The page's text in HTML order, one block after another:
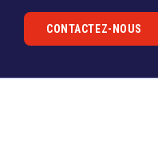
CONTACTEZ-NOUS